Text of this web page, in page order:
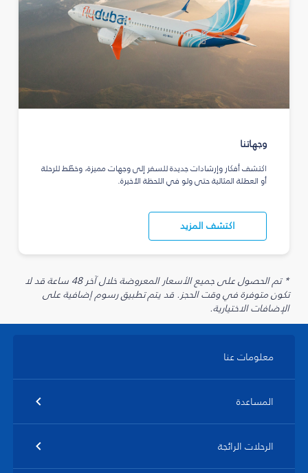
وجهاتنا
اكتشف أفكار وإرشادات جديدة للسفر إلى وجهات مميزة، وخطّط للرحلة
أو العطلة المثالية حتى ولو في اللحظة الأخيرة.
اكتشف المزيد
* تم الحصول على جميع الأسعار المعروضة خلال آخر 48 ساعة قد لا
تكون متوفرة في وقت الحجز. قد يتم تطبيق رسوم إضافية على
الإضافات الاختيارية.
معلومات عنا
المساعدة
الرحلات الرائجة